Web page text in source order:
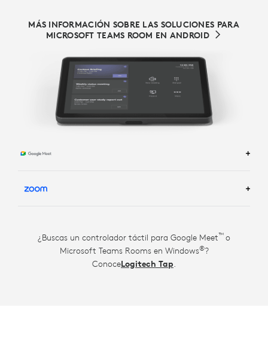
MÁS INFORMACIÓN SOBRE LAS SOLUCIONES PARA
MICROSOFT TEAMS ROOM EN ANDROID
MÁS INFORMACIÓN SOBRE LAS SOLUCIONES PARA
ZOOM ROOM
TM
¿Buscas un controlador táctil para Google Meet™ o
Microsoft Teams Rooms en Windows®?
ConoceLogitech Tap.